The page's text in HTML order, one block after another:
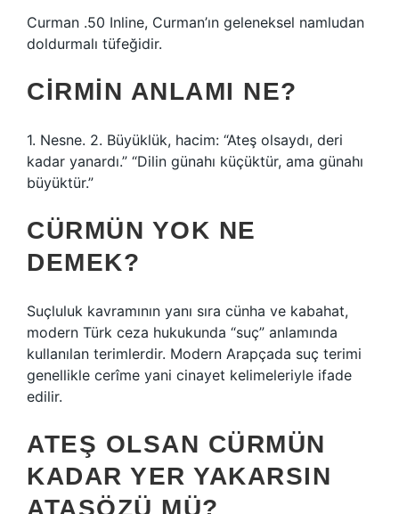
Curman .50 Inline, Curman’ın geleneksel namludan
doldurmalı tüfeğidir.
CIRMIN ANLAMI NE?
1. Nesne. 2. Büyüklük, hacim: “Ateş olsaydı, deri
kadar yanardı.” “Dilin günahı küçüktür, ama günahı
büyüktür.”
CÜRMÜN YOK NE
DEMEK?
Suçluluk kavramının yanı sıra cünha ve kabahat,
modern Türk ceza hukukunda “suç” anlamında
kullanılan terimlerdir. Modern Arapçada suç terimi
genellikle cerîme yani cinayet kelimeleriyle ifade
edilir.
ATEŞ OLSAN CÜRMÜN
KADAR YER YAKARSIN
ATASÖZÜ MÜ?